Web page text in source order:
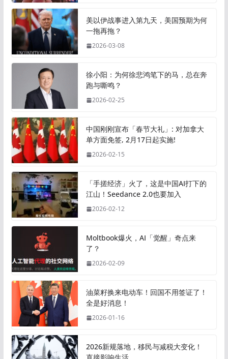
美以伊战事进入第九天，美国预期为何
一拖再拖？
2026-03-08
徐小阳：为何徐悲鸿笔下的马，总在奔
跑与嘶鸣？
2026-02-25
中国刚刚宣布「春节大礼」: 对加拿大
单方面免签, 2月17日起实施!
2026-02-15
「手搓经济」火了，这是中国AI打下的
江山！Seedance 2.0也要加入
2026-02-12
Moltbook爆火，AI「觉醒」奇点来
了？
2026-02-09
油菜籽换来电动车！回国不用签证了！
全是好消息！
2026-01-16
2026新规落地，移民与减税大变化！